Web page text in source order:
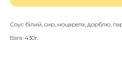
Соус білий, сир, моцарела, дорблю,
Вага: 430г.